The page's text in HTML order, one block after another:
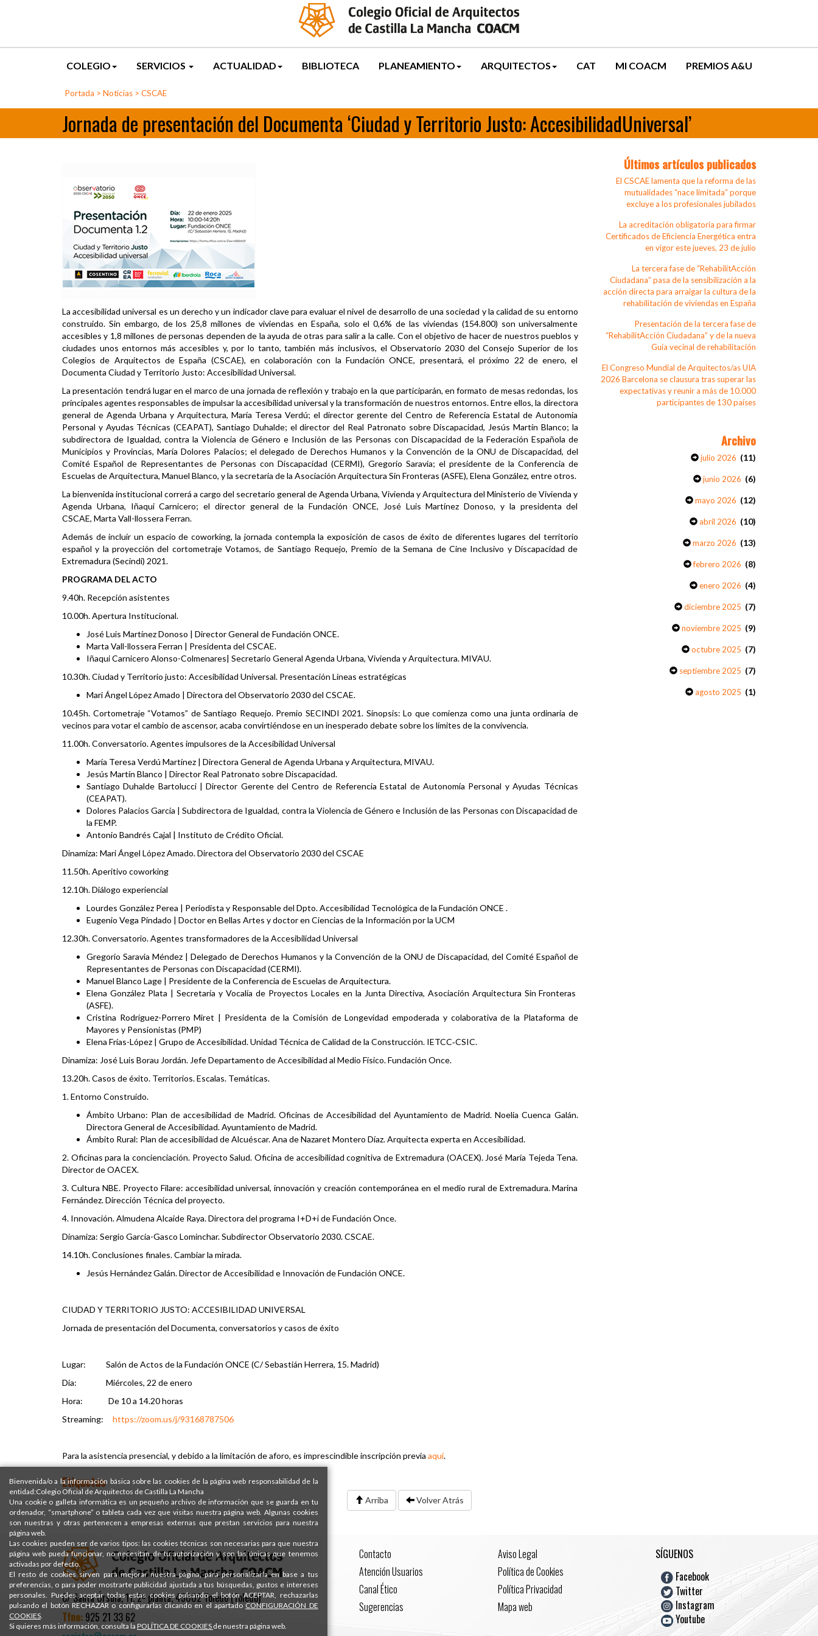
COLEGIO SERVICIOS ACTUALIDAD BIBLIOTECA PLANEAMIENTO ARQUITECTOS CAT MI COACM PREMIOS A&U
Portada > Noticias > CSCAE
Jornada de presentación del Documenta ‘Ciudad y Territorio Justo: AccesibilidadUniversal’
La accesibilidad universal es un derecho y un indicador clave para evaluar el nivel de desarrollo de una sociedad y la calidad de su entorno
construido. Sin embargo, de los 25,8 millones de viviendas en España, solo el 0,6% de las viviendas (154.800) son universalmente
accesibles y 1,8 millones de personas dependen de la ayuda de otras para salir a la calle. Con el objetivo de hacer de nuestros pueblos y
ciudades unos entornos más accesibles y, por lo tanto, también más inclusivos, el Observatorio 2030 del Consejo Superior de los
Colegios de Arquitectos de España (CSCAE), en colaboración con la Fundación ONCE, presentará, el próximo 22 de enero, el
Documenta Ciudad y Territorio Justo: Accesibilidad Universal.
La presentación tendrá lugar en el marco de una jornada de reflexión y trabajo en la que participarán, en formato de mesas redondas, los
principales agentes responsables de impulsar la accesibilidad universal y la transformación de nuestros entornos. Entre ellos, la directora
general de Agenda Urbana y Arquitectura, María Teresa Verdú; el director gerente del Centro de Referencia Estatal de Autonomía
Personal y Ayudas Técnicas (CEAPAT), Santiago Duhalde; el director del Real Patronato sobre Discapacidad, Jesús Martín Blanco; la
subdirectora de Igualdad, contra la Violencia de Género e Inclusión de las Personas con Discapacidad de la Federación Española de
Municipios y Provincias, María Dolores Palacios; el delegado de Derechos Humanos y la Convención de la ONU de Discapacidad, del
Comité Español de Representantes de Personas con Discapacidad (CERMI), Gregorio Saravia; el presidente de la Conferencia de
Escuelas de Arquitectura, Manuel Blanco, y la secretaria de la Asociación Arquitectura Sin Fronteras (ASFE), Elena González, entre otros.
La bienvenida institucional correrá a cargo del secretario general de Agenda Urbana, Vivienda y Arquitectura del Ministerio de Vivienda y
Agenda Urbana, Iñaqui Carnicero; el director general de la Fundación ONCE, José Luis Martínez Donoso, y la presidenta del
CSCAE, Marta Vall-llossera Ferran.
Además de incluir un espacio de coworking, la jornada contempla la exposición de casos de éxito de diferentes lugares del territorio
español y la proyección del cortometraje Votamos, de Santiago Requejo, Premio de la Semana de Cine Inclusivo y Discapacidad de
Extremadura (Secindi) 2021.
PROGRAMA DEL ACTO
9.40h. Recepción asistentes
10.00h. Apertura Institucional.
José Luis Martínez Donoso | Director General de Fundación ONCE.
Marta Vall-llossera Ferran | Presidenta del CSCAE.
Iñaqui Carnicero Alonso-Colmenares| Secretario General Agenda Urbana, Vivienda y Arquitectura. MIVAU.
10.30h. Ciudad y Territorio justo: Accesibilidad Universal. Presentación Líneas estratégicas
Mari Ángel López Amado | Directora del Observatorio 2030 del CSCAE.
10.45h. Cortometraje “Votamos” de Santiago Requejo. Premio SECINDI 2021. Sinopsis: Lo que comienza como una junta ordinaria de
vecinos para votar el cambio de ascensor, acaba convirtiéndose en un inesperado debate sobre los límites de la convivencia.
11.00h. Conversatorio. Agentes impulsores de la Accesibilidad Universal
María Teresa Verdú Martínez | Directora General de Agenda Urbana y Arquitectura, MIVAU.
Jesús Martín Blanco | Director Real Patronato sobre Discapacidad.
Santiago Duhalde Bartolucci | Director Gerente del Centro de Referencia Estatal de Autonomía Personal y Ayudas Técnicas
(CEAPAT).
Dolores Palacios García | Subdirectora de Igualdad, contra la Violencia de Género e Inclusión de las Personas con Discapacidad de
la FEMP.
Antonio Bandrés Cajal | Instituto de Crédito Oficial.
Dinamiza: Mari Ángel López Amado. Directora del Observatorio 2030 del CSCAE
11.50h. Aperitivo coworking
12.10h. Diálogo experiencial
Lourdes González Perea | Periodista y Responsable del Dpto. Accesibilidad Tecnológica de la Fundación ONCE .
Eugenio Vega Pindado | Doctor en Bellas Artes y doctor en Ciencias de la Información por la UCM
12.30h. Conversatorio. Agentes transformadores de la Accesibilidad Universal
Gregorio Saravia Méndez | Delegado de Derechos Humanos y la Convención de la ONU de Discapacidad, del Comité Español de
Representantes de Personas con Discapacidad (CERMI).
Manuel Blanco Lage | Presidente de la Conferencia de Escuelas de Arquitectura.
Elena González Plata | Secretaría y Vocalía de Proyectos Locales en la Junta Directiva, Asociación Arquitectura Sin Fronteras
(ASFE).
Cristina Rodríguez-Porrero Miret | Presidenta de la Comisión de Longevidad empoderada y colaborativa de la Plataforma de
Mayores y Pensionistas (PMP)
Elena Frías-López | Grupo de Accesibilidad. Unidad Técnica de Calidad de la Construcción. IETCC‐CSIC.
Dinamiza: José Luis Borau Jordán. Jefe Departamento de Accesibilidad al Medio Físico. Fundación Once.
13.20h. Casos de éxito. Territorios. Escalas. Temáticas.
1. Entorno Construido.
Ámbito Urbano: Plan de accesibilidad de Madrid. Oficinas de Accesibilidad del Ayuntamiento de Madrid. Noelia Cuenca Galán.
Directora General de Accesibilidad. Ayuntamiento de Madrid.
Ámbito Rural: Plan de accesibilidad de Alcuéscar. Ana de Nazaret Montero Díaz. Arquitecta experta en Accesibilidad.
2. Oficinas para la concienciación. Proyecto Salud. Oficina de accesibilidad cognitiva de Extremadura (OACEX). José María Tejeda Tena.
Director de OACEX.
3. Cultura NBE. Proyecto Filare: accesibilidad universal, innovación y creación contemporánea en el medio rural de Extremadura. Marina
Fernández. Dirección Técnica del proyecto.
4. Innovación. Almudena Alcaide Raya. Directora del programa I+D+i de Fundación Once.
Dinamiza: Sergio García-Gasco Lominchar. Subdirector Observatorio 2030. CSCAE.
14.10h. Conclusiones finales. Cambiar la mirada.
Jesús Hernández Galán. Director de Accesibilidad e Innovación de Fundación ONCE.
CIUDAD Y TERRITORIO JUSTO: ACCESIBILIDAD UNIVERSAL
Jornada de presentación del Documenta, conversatorios y casos de éxito
Lugar: Salón de Actos de la Fundación ONCE (C/ Sebastián Herrera, 15. Madrid)
Día: Miércoles, 22 de enero
Hora: De 10 a 14.20 horas
Streaming: https://zoom.us/j/93168787506
Para la asistencia presencial, y debido a la limitación de aforo, es imprescindible inscripción previa aquí.
Últimos artículos publicados
El CSCAE lamenta que la reforma de las
mutualidades “nace limitada” porque
excluye a los profesionales jubilados
La acreditación obligatoria para firmar
Certificados de Eficiencia Energética entra
en vigor este jueves, 23 de julio
La tercera fase de “RehabilitAcción
Ciudadana” pasa de la sensibilización a la
acción directa para arraigar la cultura de la
rehabilitación de viviendas en España
Presentación de la tercera fase de
“RehabilitAcción Ciudadana” y de la nueva
Guía vecinal de rehabilitación
El Congreso Mundial de Arquitectos/as UIA
2026 Barcelona se clausura tras superar las
expectativas y reunir a más de 10.000
participantes de 130 países
Archivo
julio 2026 (11)
junio 2026 (6)
mayo 2026 (12)
abril 2026 (10)
marzo 2026 (13)
febrero 2026 (8)
enero 2026 (4)
diciembre 2025 (7)
noviembre 2025 (9)
octubre 2025 (7)
septiembre 2025 (7)
agosto 2025 (1)
Etiquetas
Arriba Volver Atrás
C/ Santa Úrsula, 11, 2ª planta, 45002 Toledo (Toledo)
Tfno: 925 21 33 62
Contacto
Atención Usuarios
Canal Ético
Sugerencias
Aviso Legal
Política de Cookies
Política Privacidad
Mapa web
SÍGUENOS
Facebook
Twitter
Instagram
Youtube
Bienvenida/o a la información básica sobre las cookies de la página web responsabilidad de la
entidad:Colegio Oficial de Arquitectos de Castilla La Mancha
Una cookie o galleta informática es un pequeño archivo de información que se guarda en tu
ordenador, “smartphone” o tableta cada vez que visitas nuestra página web. Algunas cookies
son nuestras y otras pertenecen a empresas externas que prestan servicios para nuestra
página web.
Las cookies pueden ser de varios tipos: las cookies técnicas son necesarias para que nuestra
página web pueda funcionar, no necesitan de tu autorización y son las únicas que tenemos
activadas por defecto.
El resto de cookies sirven para mejorar nuestra página, para personalizarla en base a tus
preferencias, o para poder mostrarte publicidad ajustada a tus búsquedas, gustos e intereses
personales. Puedes aceptar todas estas cookies pulsando el botón ACEPTAR, rechazarlas
pulsando el botón RECHAZAR o configurarlas clicando en el apartado CONFIGURACIÓN DE
COOKIES.
Si quieres más información, consulta la POLÍTICA DE COOKIES de nuestra página web.